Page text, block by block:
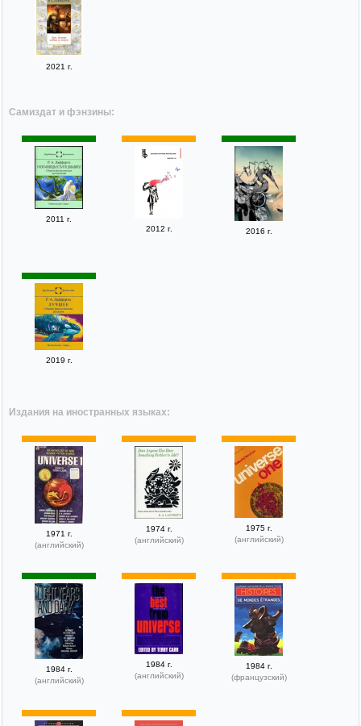
2021 г.
Самиздат и фэнзины:
2011 г.
2012 г.
2016 г.
2019 г.
Издания на иностранных языках:
1971 г.
(английский)
1974 г.
(английский)
1975 г.
(английский)
1984 г.
(английский)
1984 г.
(английский)
1984 г.
(французский)